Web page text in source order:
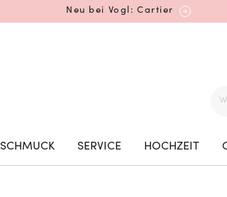
Neu bei Vogl: Cartier
Mehr erfahren: Ikonische Uhren von
SCHMUCK SERVICE HOCHZEIT